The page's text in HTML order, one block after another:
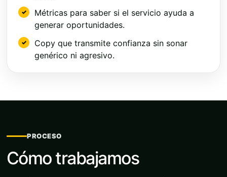
Métricas para saber si el servicio ayuda a
generar oportunidades.
Copy que transmite confianza sin sonar
genérico ni agresivo.
PROCESO
Cómo trabajamos